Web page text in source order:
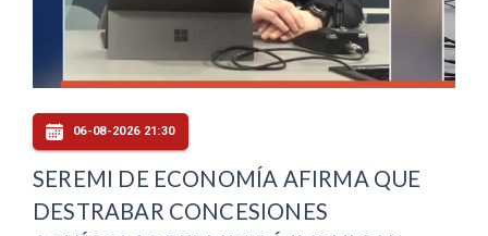
06-08-2026 21:30
SEREMI DE ECONOMÍA AFIRMA QUE
DESTRABAR CONCESIONES